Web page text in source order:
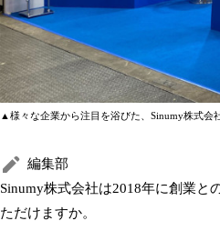
▲様々な企業から注目を浴びた、Sinumy株式会
編集部
Sinumy株式会社は2018年に創業と
ただけますか。